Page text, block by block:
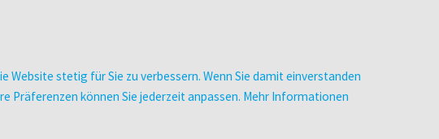
Club
Datenschutz & Cookies
AGB
stetig für Sie zu verbessern. Wenn Sie damit einverstanden
Präferenzen können Sie jederzeit anpassen. Mehr Informationen